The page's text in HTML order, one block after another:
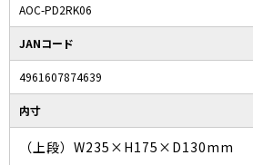
AOC-PD2RK06
JANコード
4961607874639
内寸
（上段）W235×H175×D130mm